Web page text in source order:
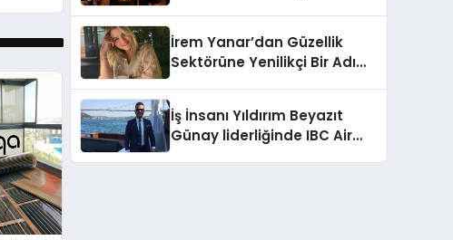
İrem Yanar’dan Güzellik
Sektörüne Yenilikçi Bir Adım:
İş İnsanı Yıldırım Beyazıt
Günay liderliğinde IBC Air